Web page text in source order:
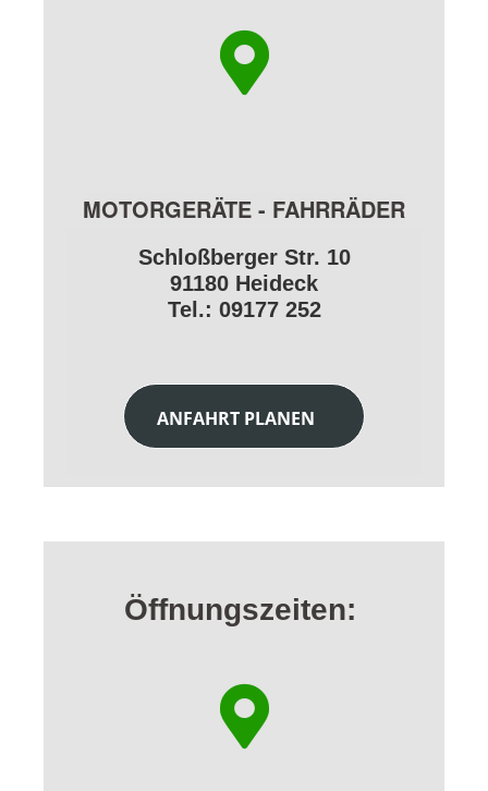
MOTORGERÄTE - FAHRRÄDER
Schloßberger Str. 10
91180 Heideck
Tel.: 09177 252
ANFAHRT PLANEN
Öffnungszeiten: